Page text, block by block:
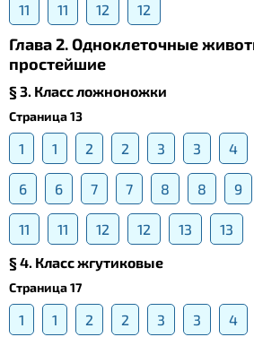
11 11 12 12
Глава 2. Одноклеточные
простейшие
§ 3. Класс ложноножки
Страница 13
1 1 2 2 3 3 4
6 6 7 7 8 8 9
11 11 12 12 13
13
§ 4. Класс жгутиковые
Страница 17
1 1 2 2 3 3 4